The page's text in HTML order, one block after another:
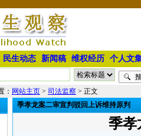
民生动态 新闻稿 维权经历 个人文
： 网站主页 > 司法监察 > 正文
季孝龙案二审宣判驳回上诉维持原判
季孝